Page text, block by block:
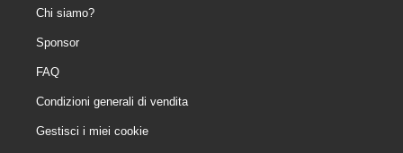
Chi siamo?
Sponsor
FAQ
Condizioni generali di vendita
Gestisci i miei cookie